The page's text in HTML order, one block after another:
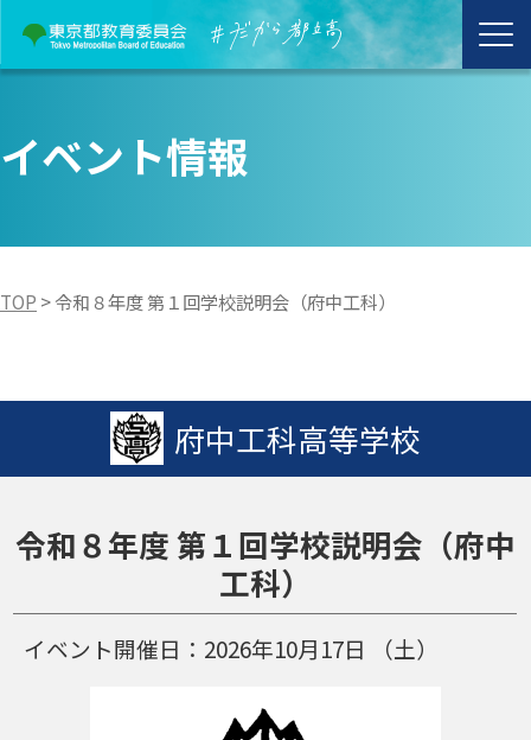
イベント情報
TOP >令和８年度 第１回学校説明会（府中工科）
府中工科高等学校
令和８年度 第１回学校説明会（府中
工科）
イベント開催日： 2026年10月17日 （土）